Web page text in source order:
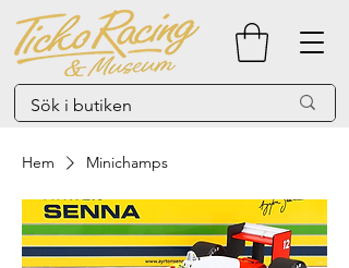
Hem Minichamps